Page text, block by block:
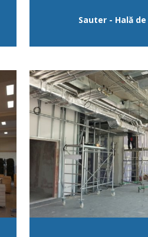
Sauter - Hală